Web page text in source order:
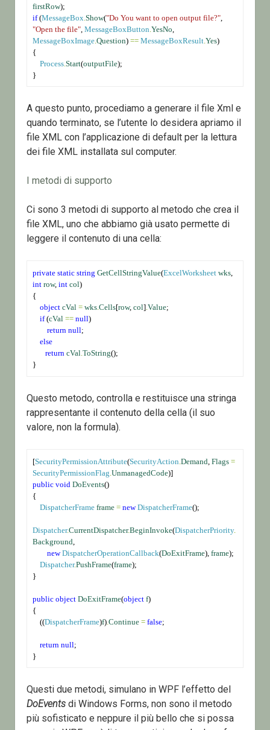
firstRow);
if (MessageBox .Show("Do You want to open output file?"
"Open the file" , MessageBoxButton .YesNo
MessageBoxImage .Question) == MessageBoxResult .Yes)
{
Process .Start(outputFile);
}
A questo punto, procediamo a generare il file Xml e
quando terminato, se l’utente lo desidera apriamo il
file XML con l’applicazione di default per la lettura
dei file XML installata sul computer.
I metodi di supporto
Ci sono 3 metodi di supporto al metodo che crea il
file XML, uno che abbiamo già usato permette di
leggere il contenuto di una cella:
private static string GetCellStringValue(ExcelWorksheet wks
int row, int col)
{
object cVal = wks.Cells[row, col].Value;
if (cVal == null)
return null;
else
return cVal.ToString();
}
Questo metodo, controlla e restituisce una stringa
rappresentante il contenuto della cella (il suo
valore, non la formula).
[SecurityPermissionAttribute(SecurityAction .Demand , Flags =
SecurityPermissionFlag .UnmanagedCode)]
public void DoEvents()
{
DispatcherFrame frame = new DispatcherFrame();
Dispatcher.CurrentDispatcher.BeginInvoke(DispatcherPriority.
Background
new DispatcherOperationCallback(DoExitFrame), frame);
Dispatcher.PushFrame(frame);
}
public object DoExitFrame(object f)
{
    ((
DispatcherFrame)f) .Continue = false;
return null;
}
Questi due metodi, simulano in WPF l’effetto del
DoEventsdi Windows Forms, non sono il metodo
più sofisticato e neppure il più bello che si possa